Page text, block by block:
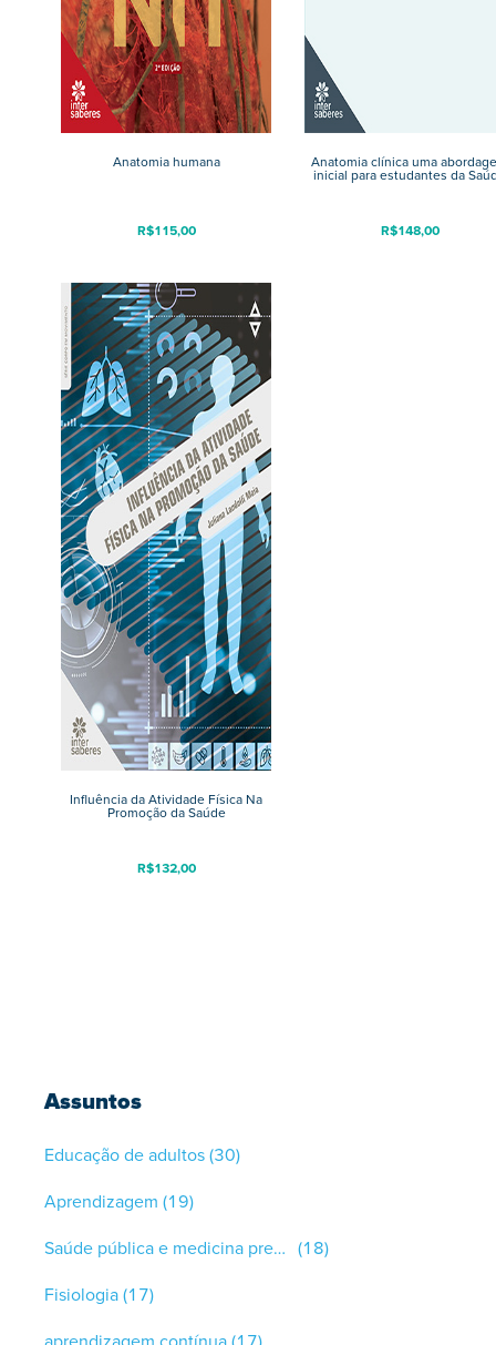
Assuntos
Educação de adultos(30)
Aprendizagem (19)
Saúde pública e medicina preventiva (18)
Fisiologia(17)
Anatomia humana
R$115,00
Anatomia clínica uma
inicial para estudantes da
R$148,00
Influência da Atividade Física Na
Promoção da Saúde
R$132,00